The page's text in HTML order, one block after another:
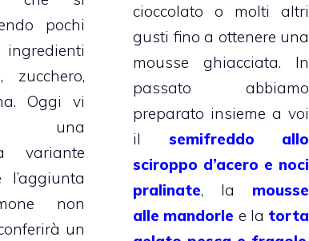
pochi
zucchero,
Oggi vi
una
variante
l’aggiunta
non
un
cioccolato o molti altri
gusti fino a ottenere una
mousse ghiacciata. In
passato abbiamo
preparato insieme a voi
il semifreddo allo
sciroppo d’acero e noci
pralinate, la mousse
alle mandorle e la torta